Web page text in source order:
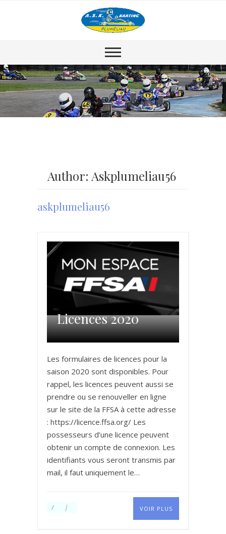
Author: Askplumeliau56
askplumeliau56
Licences 2020
Les formulaires de licences pour la
saison 2020 sont disponibles. Pour
rappel, les licences peuvent aussi se
prendre ou se renouveller en ligne
sur le site de la FFSA à cette adresse
: https://licence.ffsa.org/ Les
possesseurs d’une licence peuvent
obtenir un compte de connexion. Les
identifiants vous seront transmis par
mail, il faut uniquement le…
VOIR PLUS